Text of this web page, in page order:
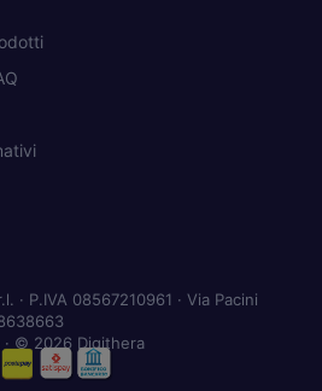
· P.IVA 08567210961 · Via Pacini
· © 2026 Digithera